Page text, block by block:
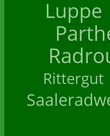
Luppe
Rittergut